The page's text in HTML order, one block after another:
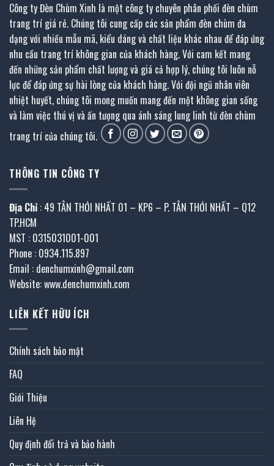
Công ty Đèn Chùm Xinh là một công ty chuyên phân phối đèn chùm
trang trí giá rẻ. Chúng tôi cung cấp các sản phẩm đèn chùm đa
dạng với nhiều mẫu mã, kiểu dáng và chất liệu khác nhau để đáp ứng
nhu cầu trang trí không gian của khách hàng. Với cam kết mang
đến những sản phẩm chất lượng và giá cả hợp lý, chúng tôi luôn nỗ
lực để đáp ứng sự hài lòng của khách hàng. Với đội ngũ nhân viên
nhiệt huyết, chúng tôi mong muốn mang đến một không gian sống
và làm việc thú vị và ấn tượng qua ánh sáng lung linh từ đèn chùm
trang trí của chúng tôi.
THÔNG TIN CÔNG TY
Địa Chỉ : 49 TÂN THỚI NHẤT 01 – KP6 – P. TÂN THỚI NHẤT – Q12
TP.HCM
MST : 0315031001-001
Phone : 0934.115.897
Email : denchumxinh@gmail.com
Website: www.denchumxinh.com
LIÊN KẾT HỮU ÍCH
Chính sách bảo mật
FAQ
Giới Thiệu
Liên Hệ
Quy định đổi trả và bảo hành